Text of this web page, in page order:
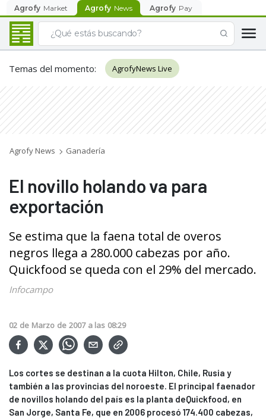
Agrofy Market Agrofy News Agrofy Pay
Temas del momento: AgrofyNews Live
Agrofy News Ganadería
El novillo holando va para
exportación
Se estima que la faena total de overos
negros llega a 280.000 cabezas por año.
Quickfood se queda con el 29% del mercado.
Infocampo
02 de Marzo de 2007 a las 08:29
Los cortes se destinan a la cuota Hilton, Chile, Rusia y
también a las provincias del noroeste. El principal faenador
de novillos holando del país es la planta deQuickfood, en
San Jorge, Santa Fe, que en 2006 procesó 174.400 cabezas,